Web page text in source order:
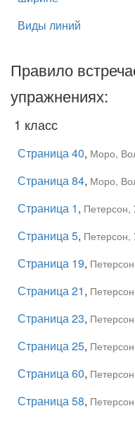
Виды линий
Правило
упражнениях:
1 класс
Страница 40, Моро,
Страница 84, Моро,
Страница 1, Петерсон,
Страница 5, Петерсон,
Страница 19,
Страница 21,
Страница 23,
Страница 25,
Страница 60,
Страница 58,